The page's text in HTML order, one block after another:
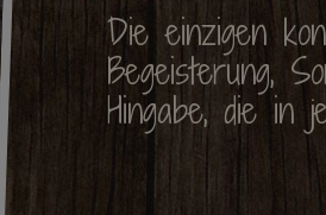
Die einzigen
Begeisterung,
Hingabe, die in